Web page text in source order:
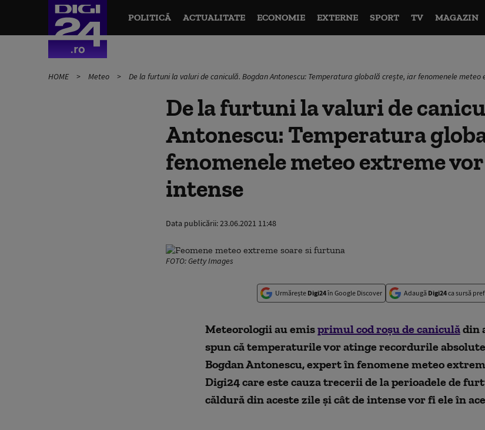
POLITICĂ ACTUALITATE ECONOMIE EXTERNE SPORT TV MAGAZIN
HOME Meteo De la furtuni la valuri de caniculă. Bogdan Antonescu: Temperatura globală crește, iar fenomenele
De la furtuni la valuri de
Antonescu: Temperatura
fenomenele meteo extreme
intense
Data publicării:23.06.2021 11:48
FOTO: Getty Images
Urmărește Digi24în Google Discover Adaugă Digi24ca sursă
Meteorologii au emisprimul cod roșu de caniculădin
spun că temperaturile vor atinge recordurile
Bogdan Antonescu, expert în fenomene meteo
Digi24 care este cauza trecerii de la perioadele de
căldură din aceste zile și cât de intense vor fi ele în